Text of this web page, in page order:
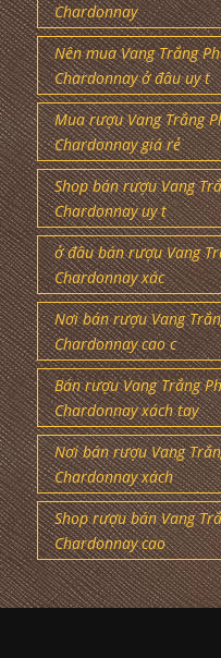
Chardonnay
Nên mua Vang Trắng
Chardonnay ở đâu uy t
Mua rượu Vang Trắng
Chardonnay giá rẻ
Shop bán rượu Vang
Chardonnay uy t
ở đâu bán rượu Vang
Chardonnay xác
Nơi bán rượu Vang
Chardonnay cao c
Bán rượu Vang Trắng
Chardonnay xách tay
Nơi bán rượu Vang
Chardonnay xách
Shop rượu bán Vang
Chardonnay cao